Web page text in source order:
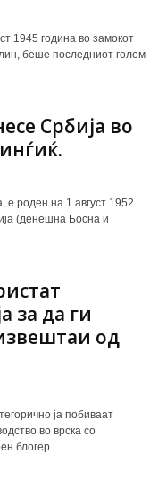
1945 година во замокот
беше последниот голем
Србија во
роден на 1 август 1952
(денешна Босна и
за да ги
од
ја побиваат
во врска со
блогер...